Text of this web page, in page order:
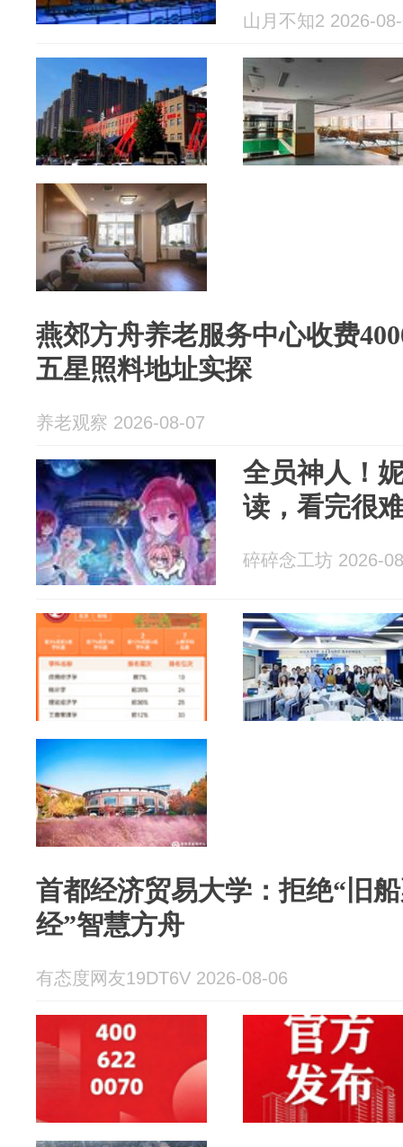
山月不知2 2026-
燕郊方舟养老服务中心收费
五星照料地址实探
养老观察 2026-08-07
全员神人！
读，看完很
碎碎念工坊 2026-
首都经济贸易大学：拒绝“旧
经”智慧方舟
有态度网友19DT6V 2026-08-06